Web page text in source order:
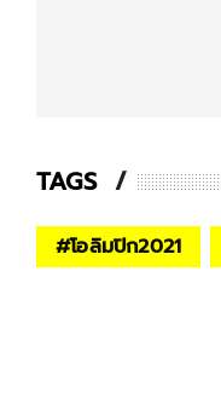
TAGS
#โอลิมปิก2021